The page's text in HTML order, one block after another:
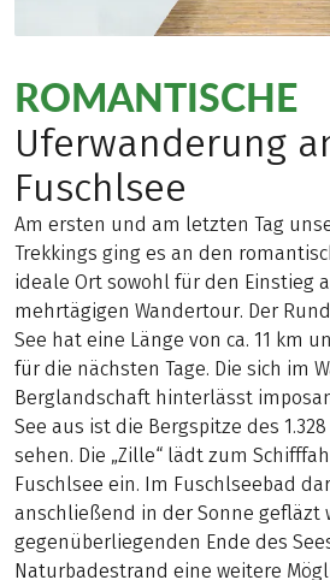
ROMANTISCHE
Uferwanderung
Fuschlsee
Am ersten und am letzten Tag
Trekkings ging es an den
ideale Ort sowohl für den Einstieg
mehrtägigen Wandertour. Der
See hat eine Länge von ca. 11 km
für die nächsten Tage. Die sich im
Berglandschaft hinterlässt
See aus ist die Bergspitze des
sehen. Die „Zille“ lädt zum
Fuschlsee ein. Im Fuschlseebad
anschließend in der Sonne gefläzt
gegenüberliegenden Ende des
Naturbadestrand eine weitere